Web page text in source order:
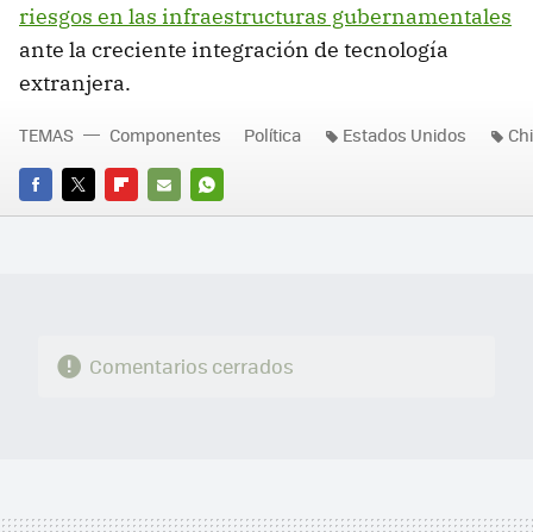
riesgos en las infraestructuras gubernamentales
ante la creciente integración de tecnología
extranjera.
FACEBOOK
TWITTERFLIPBOARD
E-
WHATSAPP
TEMAS Componentes Política Estados Unidos
Comentarios cerrados